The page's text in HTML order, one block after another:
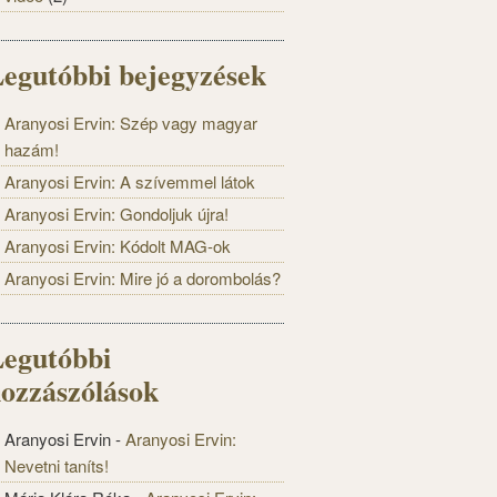
bejegyzések
Aranyosi Ervin: Szép vagy magyar
hazám!
Aranyosi Ervin: A szívemmel látok
Aranyosi Ervin: Gondoljuk újra!
Aranyosi Ervin: Kódolt MAG-ok
Aranyosi Ervin: Mire jó a dorombolás?
Aranyosi Ervin-Aranyosi Ervin:
Nevetni taníts!